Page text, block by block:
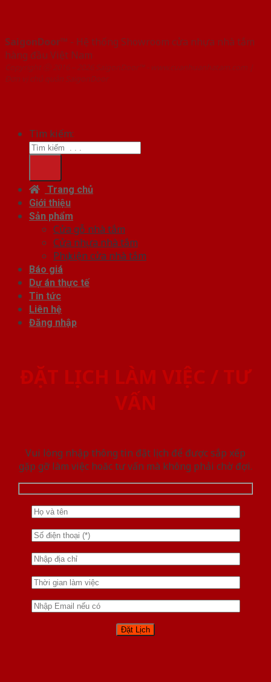
SaigonDoor™ - Hệ thống Showroom cửa nhựa nhà tắm
hàng đầu Việt Nam
Copyright ⓒ 2016 – 2026 SaigonDoor™ - www.cuanhuanhatam.com |
Đơn vị chủ quản SaigonDoor
Tìm kiếm:
Trang chủ
Giới thiệu
Sản phẩm
Cửa gỗ nhà tắm
Cửa nhựa nhà tắm
Phụ kiện cửa nhà tắm
Báo giá
Dự án thực tế
Tin tức
Liên hệ
Đăng nhập
ĐẶT LỊCH LÀM VIỆC / TƯ
VẤN
Vui lòng nhập thông tin đặt lịch để được sắp xếp
gặp gỡ làm việc hoăc tư vấn mà không phải chờ đợi.